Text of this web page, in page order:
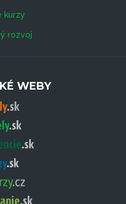
kurzy
rozvoj
WEBY